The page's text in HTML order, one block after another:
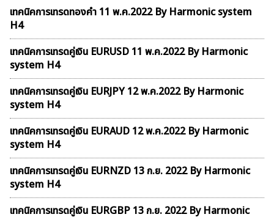
เทคนิคการเทรดทองคำ 11 พ.ค.2022 By Harmonic system
H4
เทคนิคการเทรดคู่เงิน EURUSD 11 พ.ค.2022 By Harmonic
system H4
เทคนิคการเทรดคู่เงิน EURJPY 12 พ.ค.2022 By Harmonic
system H4
เทคนิคการเทรดคู่เงิน EURAUD 12 พ.ค.2022 By Harmonic
system H4
เทคนิคการเทรดคู่เงิน EURNZD 13 ก.ย. 2022 By Harmonic
system H4
เทคนิคการเทรดคู่เงิน EURGBP 13 ก.ย. 2022 By Harmonic